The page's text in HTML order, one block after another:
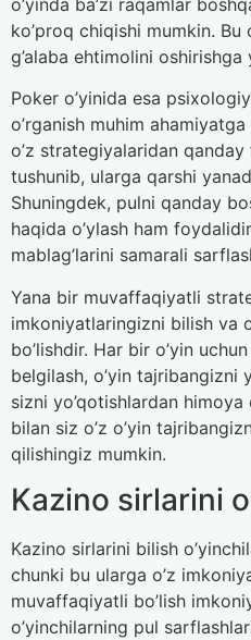
o’yinda ba’zi raqamlar
ko’proq chiqishi mumkin. Bu
g’alaba ehtimolini
Poker o’yinida esa
o’rganish muhim
o’z strategiyalaridan
tushunib, ularga qarshi
Shuningdek, pulni qanday
haqida o’ylash ham
mablag’larini samarali
Yana bir muvaffaqiyatli
imkoniyatlaringizni bilish va
bo’lishdir. Har bir o’yin
belgilash, o’yin tajribangizni
sizni yo’qotishlardan
bilan siz o’z o’yin
qilishingiz mumkin.
Kazino sirlarini
Kazino sirlarini bilish
chunki bu ularga o’z
muvaffaqiyatli bo’lish
o’yinchilarning pul